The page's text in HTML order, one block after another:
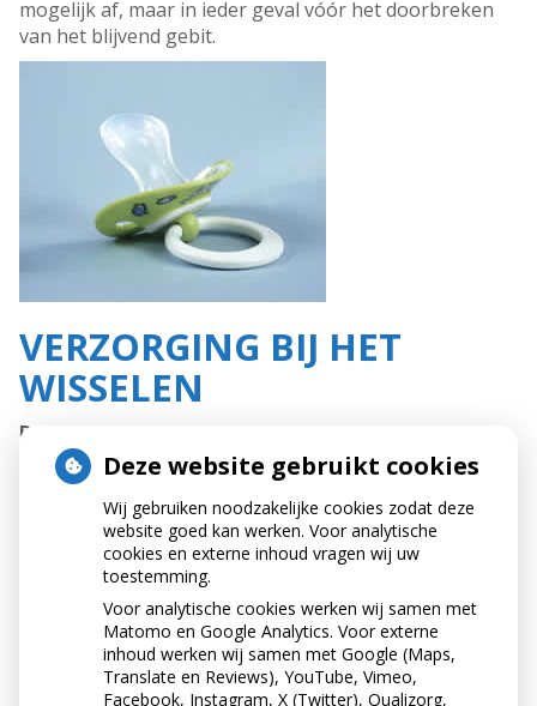
mogelijk af, maar in ieder geval vóór het doorbreken
van het blijvend gebit.
VERZORGING BIJ HET
WISSELEN
Duimzuigen
Veel peuters zuigen op hun duim, speen of vinger.
Sommige kinderen persen hun tong bij het slikken
tegen het gehemelte en drukken hem tussen de
boven- en ondertanden. Duim-, vinger- of speenzuigen
en tongpersen beïnvloeden de stand van de tanden.
Probeer je kind het zuigen en tongpersen af te leren.
Doe dat vóór het doorbreken van de blijvende
voortanden. Geef bijvoorbeeld iets in handen of leid je
kind overdag af. Of beloon je kind als het een bepaalde
tijd is gestopt. Krijg je verkeerde gewoonten niet
Deze website gebruikt cookies
Wij gebruiken noodzakelijke cookies zodat deze
website goed kan werken. Voor analytische
cookies en externe inhoud vragen wij uw
toestemming.
Voor analytische cookies werken wij samen met
Matomo en Google Analytics. Voor externe
inhoud werken wij samen met Google (Maps,
Translate en Reviews), YouTube, Vimeo,
Facebook, Instagram, X (Twitter), Qualizorg,